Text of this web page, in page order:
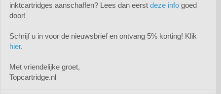
Huismerk Epson 114 ecotank (6-pack)
€ 35,95
inktcartridges aanschaffen? Lees dan eerst deze info goed
door!
Schrijf u in voor de nieuwsbrief en ontvang 5% korting! Klik
hier.
Met vriendelijke groet,
Topcartridge.nl